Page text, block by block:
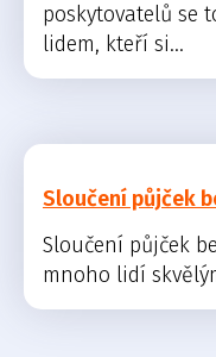
poskytovatelů se
lidem, kteří si...
Sloučení půjček
Sloučení půjček
mnoho lidí